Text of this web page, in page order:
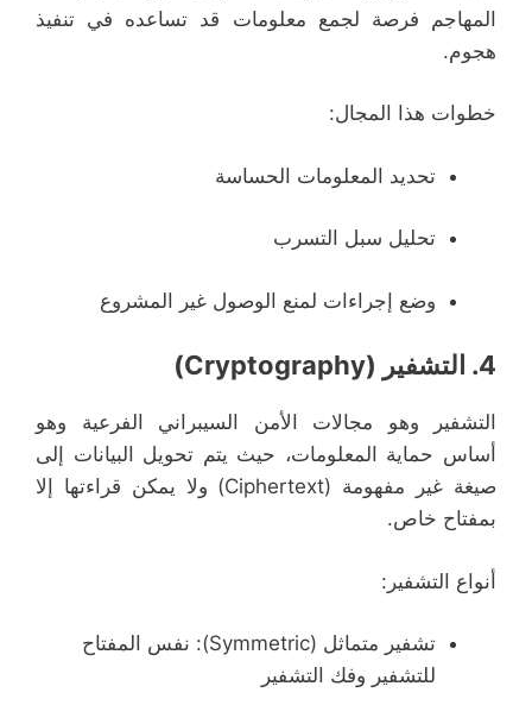
المهاجم فرصة لجمع معلومات قد تساعده في تنفيذ
هجوم.
خطوات هذا المجال:
تحديد المعلومات الحساسة
تحليل سبل التسرب
وضع إجراءات لمنع الوصول غير المشروع
4. التشفير (Cryptography)
التشفير وهو مجالات الأمن السيبراني الفرعية وهو
أساس حماية المعلومات، حيث يتم تحويل البيانات إلى
صيغة غير مفهومة (Ciphertext) ولا يمكن قراءتها إلا
بمفتاح خاص.
أنواع التشفير:
تشفير متماثل (Symmetric): نفس المفتاح
للتشفير وفك التشفير